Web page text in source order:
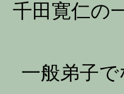
千田寛仁の
一般弟子